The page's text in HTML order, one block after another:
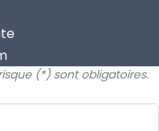
(*) sont obligatoires.